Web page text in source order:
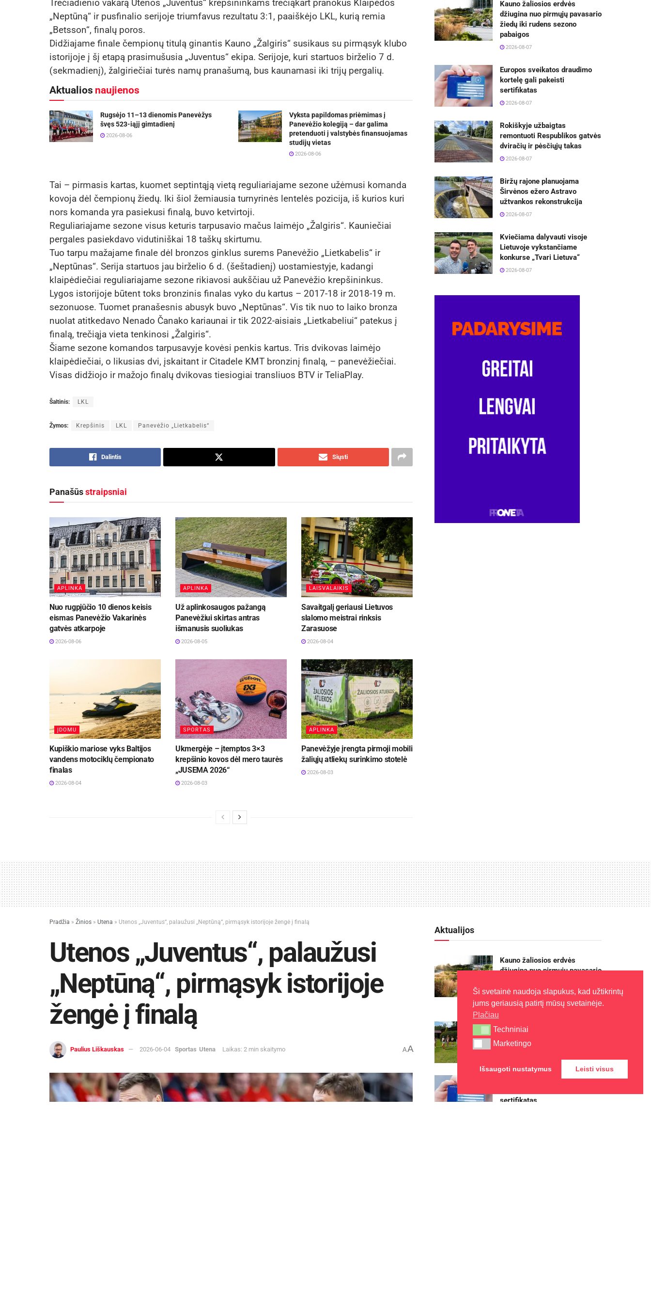
Trečiadienio vakarą Utenos „Juventus“ krepšininkams trečiąkart pranokus Klaipėdos
„Neptūną“ ir pusfinalio serijoje triumfavus rezultatu 3:1, paaiškėjo LKL, kurią remia
„Betsson“, finalų poros.
Didžiajame finale čempionų titulą ginantis Kauno „Žalgiris“ susikaus su pirmąsyk klubo
istorijoje į šį etapą prasimušusia „Juventus“ ekipa. Serijoje, kuri startuos birželio 7 d.
(sekmadienį), žalgiriečiai turės namų pranašumą, bus kaunamasi iki trijų pergalių.
Aktualios naujienos
Rugsėjo 11–13 dienomis Panevėžys
švęs 523-iąjį gimtadienį
2026-08-06
Vyksta papildomas priėmimas į
Panevėžio kolegiją – dar galima
pretenduoti į valstybės finansuojamas
studijų vietas
2026-08-06
Tai – pirmasis kartas, kuomet septintąją vietą reguliariajame sezone užėmusi komanda
kovoja dėl čempionų žiedų. Iki šiol žemiausia turnyrinės lentelės pozicija, iš kurios kuri
nors komanda yra pasiekusi finalą, buvo ketvirtoji.
Reguliariajame sezone visus keturis tarpusavio mačus laimėjo „Žalgiris“. Kauniečiai
pergales pasiekdavo vidutiniškai 18 taškų skirtumu.
Tuo tarpu mažajame finale dėl bronzos ginklus surems Panevėžio „Lietkabelis“ ir
„Neptūnas“. Serija startuos jau birželio 6 d. (šeštadienį) uostamiestyje, kadangi
klaipėdiečiai reguliariajame sezone rikiavosi aukščiau už Panevėžio krepšininkus.
Lygos istorijoje būtent toks bronzinis finalas vyko du kartus – 2017-18 ir 2018-19 m.
sezonuose. Tuomet pranašesnis abusyk buvo „Neptūnas“. Vis tik nuo to laiko bronza
nuolat atitkedavo Nenado Čanako kariaunai ir tik 2022-aisiais „Lietkabeliui“ patekus į
finalą, trečiąja vieta tenkinosi „Žalgiris“.
Šiame sezone komandos tarpusavyje kovėsi penkis kartus. Tris dvikovas laimėjo
klaipėdiečiai, o likusias dvi, įskaitant ir Citadele KMT bronzinį finalą, – panevėžiečiai.
Visas didžiojo ir mažojo finalų dvikovas tiesiogiai transliuos BTV ir TeliaPlay.
Šaltinis: LKL
Žymos: Krepšinis LKL Panevėžio „Lietkabelis“
Dalintis Siųsti
Panašūsstraipsniai
APLINKA
Nuo rugpjūčio 10 dienos keisis
eismas Panevėžio Vakarinės
gatvės atkarpoje
2026-08-06
APLINKA
Už aplinkosaugos pažangą
Panevėžiui skirtas antras
išmanusis suoliukas
2026-08-05
LAISVALAIKIS
Savaitgalį geriausi Lietuvos
slalomo meistrai rinksis
Zarasuose
2026-08-04
ĮDOMU
Kupiškio mariose vyks Baltijos
vandens motociklų čempionato
finalas
2026-08-04
SPORTAS
Ukmergėje – įtemptos 3×3
krepšinio kovos dėl mero taurės
„JUSEMA 2026“
2026-08-03
APLINKA
Panevėžyje įrengta pirmoji mobili
žaliųjų atliekų surinkimo stotelė
2026-08-03
Kauno žaliosios erdvės
džiugina nuo pirmųjų pavasario
žiedų iki rudens sezono
pabaigos
2026-08-07
Europos sveikatos draudimo
kortelę gali pakeisti
sertifikatas
2026-08-07
Rokiškyje užbaigtas
remontuoti Respublikos gatvės
dviračių ir pėsčiųjų takas
2026-08-07
Biržų rajone planuojama
Širvėnos ežero Astravo
užtvankos rekonstrukcija
2026-08-07
Kviečiama dalyvauti visoje
Lietuvoje vykstančiame
konkurse „Tvari Lietuva“
2026-08-07
Pradžia » Žinios » Utena » Utenos „Juventus“, palaužusi „Neptūną“, pirmąsyk istorijoje žengė į finalą
Utenos „Juventus“, palaužusi
„Neptūną“, pirmąsyk istorijoje
žengė į finalą
Paulius Liškauskas 2026-06-04 Sportas Utena Laikas: 2 min skaitymo AA
Aktualijos
Kauno žaliosios erdvės
džiugina nuo pirmųjų pavasario
pabaigos
2026-08-07
Kaune – nemokamos vasaros
2026-08-07
Europos sveikatos draudimo
sertifikatas
Ši svetainė naudoja slapukus, kad užtikrintų
jums geriausią patirtį mūsų svetainėje.
Plačiau
Techniniai
Techniniai
Marketingo
Marketingo
Išsaugoti nustatymus Leisti visus